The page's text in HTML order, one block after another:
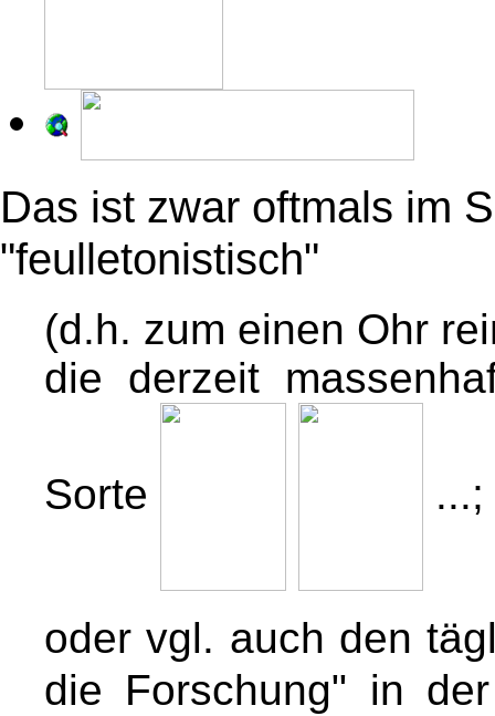
Das ist zwar oftmals im
"feulletonistisch"
(d.h. zum einen Ohr
die derzeit
Sorte ...;
oder vgl. auch den
die Forschung" in